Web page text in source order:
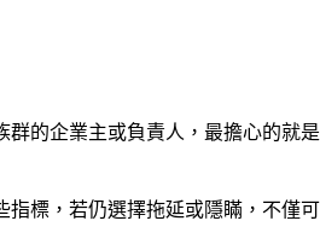
的企業主或負責人，最擔心的就是
標，若仍選擇拖延或隱瞞，不僅